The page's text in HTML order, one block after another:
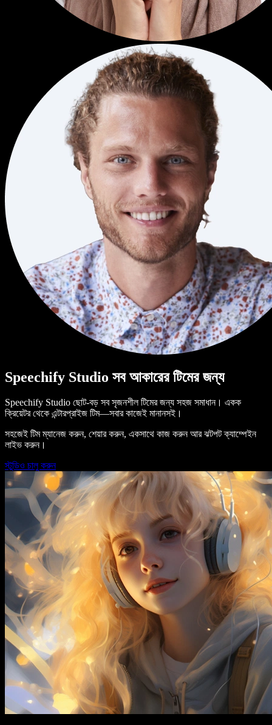
Speechify Studio সব আকারের টিমের জন্য
Speechify Studio ছোট-বড় সব সৃজনশীল টিমের জন্য সহজ সমাধান। একক
ক্রিয়েটর থেকে এন্টারপ্রাইজ টিম—সবার কাজেই মানানসই।
সহজেই টিম ম্যানেজ করুন, শেয়ার করুন, একসাথে কাজ করুন আর ঝটপট ক্যাম্পেইন
লাইভ করুন।
স্টুডিও চালু করুন